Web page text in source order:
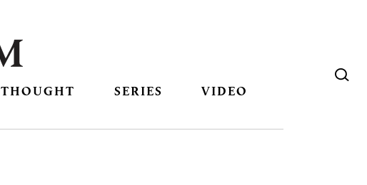
THOUGHT SERIES VIDEO